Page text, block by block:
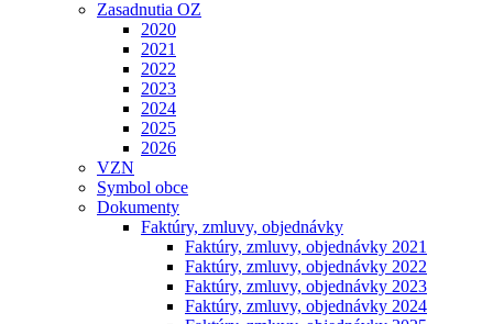
Zasadnutia OZ
2020
2021
2022
2023
2024
2025
2026
VZN
Symbol obce
Dokumenty
Faktúry, zmluvy, objednávky
Faktúry, zmluvy, objednávky 2021
Faktúry, zmluvy, objednávky 2022
Faktúry, zmluvy, objednávky 2023
Faktúry, zmluvy, objednávky 2024